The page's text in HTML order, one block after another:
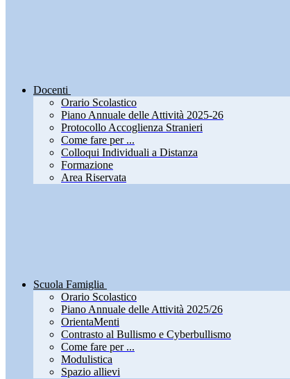
Docenti
Orario Scolastico
Piano Annuale delle Attività 2025-26
Protocollo Accoglienza Stranieri
Come fare per ...
Colloqui Individuali a Distanza
Formazione
Area Riservata
Scuola Famiglia
Orario Scolastico
Piano Annuale delle Attività 2025/26
OrientaMenti
Contrasto al Bullismo e Cyberbullismo
Come fare per ...
Modulistica
Spazio allievi